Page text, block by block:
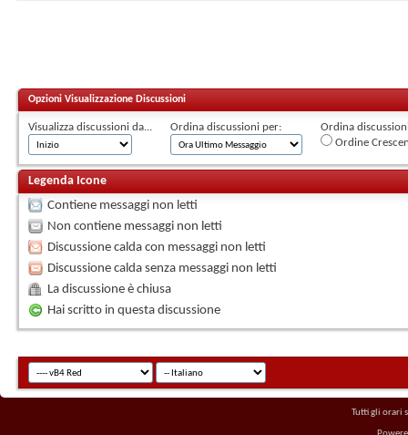
Opzioni Visualizzazione Discussioni
Visualizza discussioni da... Ordina discussioni per:
Ordina
Ordine
Legenda Icone
Contiene messaggi non letti
Non contiene messaggi non letti
Discussione calda con messaggi non letti
Discussione calda senza messaggi non letti
La discussione è chiusa
Hai scritto in questa discussione
Tutti gli orari